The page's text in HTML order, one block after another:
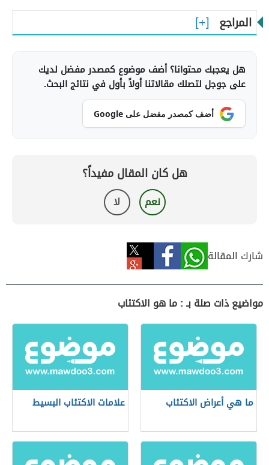
المراجع
هل يعجبك محتوانا؟ أضف موضوع كمصدر مفضل لديك
على جوجل لتصلك مقالاتنا أولاً بأول في نتائج البحث.
أضف كمصدر مفضل على Google
هل كان المقال مفيداً؟
نعم لا
شارك المقالة
مواضيع ذات صلة بـ : ما هو الاكتئاب
ما هي أعراض الاكتئاب علامات الاكتئاب البسيط